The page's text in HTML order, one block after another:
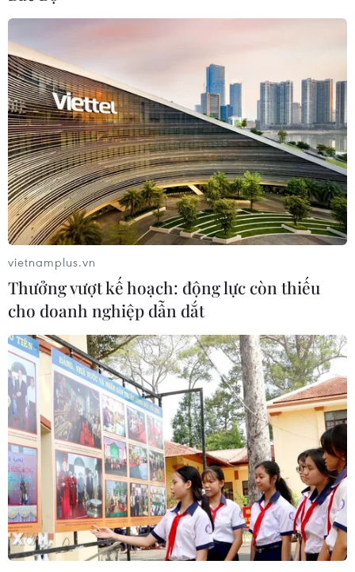
TIN CÙNG CHUYÊN MỤC
Hà Nội quyết liệt xử lý các "điểm
nghẽn" úng ngập, môi trường đô thị
07/08/2026 06:51
Kiểm soát rác thải từ nguồn - Giải
pháp bảo vệ kênh rạch TP Hồ Chí
vietnamplus.vn
Thưởng vượt kế hoạch: động lực còn thiếu
cho doanh nghiệp dẫn dắt